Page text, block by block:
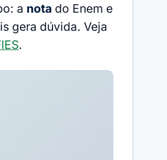
a nota do Enem e
gera dúvida. Veja
.